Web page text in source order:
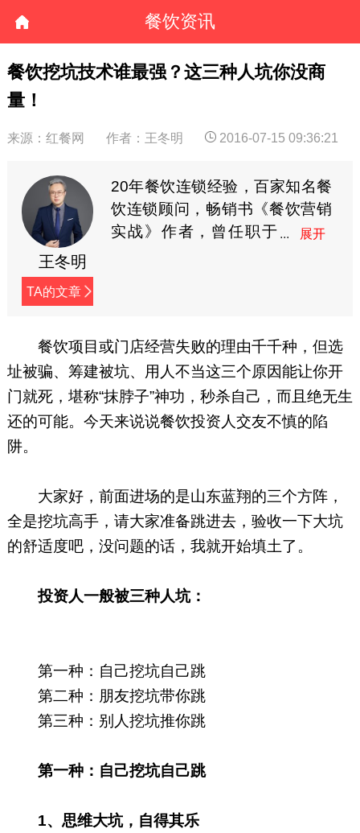
餐饮资讯
餐饮挖坑技术谁最强？这三种人坑你没商
量！
来源：红餐网 作者：王冬明 2016-07-15 09:36:21
王冬明
TA的文章
20年餐饮连锁经验，百家知名餐
饮连锁顾问，畅销书《餐饮营销
实战》作者，曾任职于
道消息（cyxdxx）。
餐饮项目或门店经营失败的理由千千种，但选
址被骗、筹建被坑、用人不当这三个原因能让你开
门就死，堪称“抹脖子”神功，秒杀自己，而且绝无生
还的可能。今天来说说餐饮投资人交友不慎的陷
阱。
大家好，前面进场的是山东蓝翔的三个方阵，
全是挖坑高手，请大家准备跳进去，验收一下大坑
的舒适度吧，没问题的话，我就开始填土了。
投资人一般被三种人坑：
第一种：自己挖坑自己跳
第二种：朋友挖坑带你跳
第三种：别人挖坑推你跳
第一种：自己挖坑自己跳
1、思维大坑，自得其乐